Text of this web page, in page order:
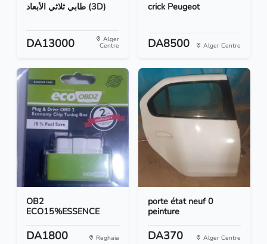
طابي ثلاثي الأبعاد (3D)
DA13000 Alger
Centre
crick Peugeot
DA8500 Alger Centre
OB2
ECO15%ESSENCE
DA1800 Reghaia
porte état neuf 0
peinture
DA370 Alger Centre